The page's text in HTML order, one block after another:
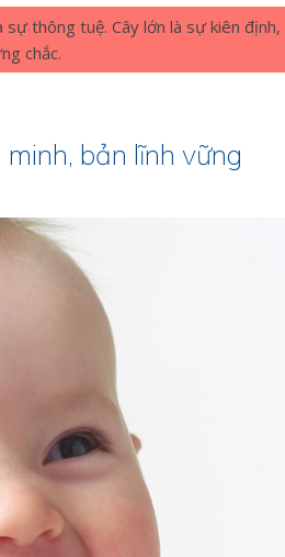
thông tuệ. Cây lớn là sự kiên định,
chắc.
bản lĩnh vững